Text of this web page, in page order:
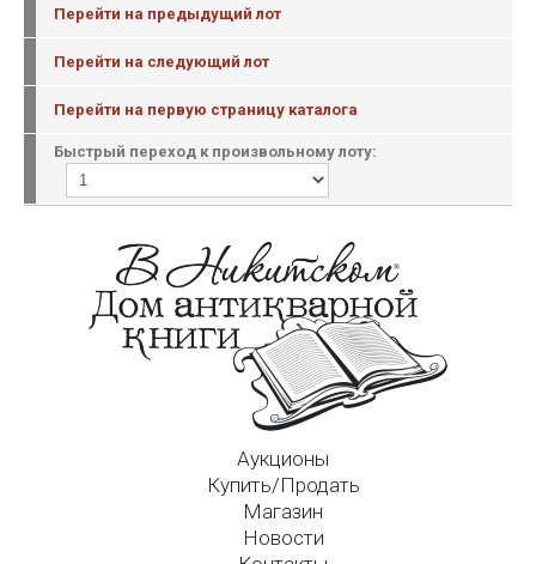
Перейти на предыдущий лот
Перейти на следующий лот
Перейти на первую страницу каталога
Быстрый переход к произвольному лоту:
Аукционы
Купить/Продать
Магазин
Новости